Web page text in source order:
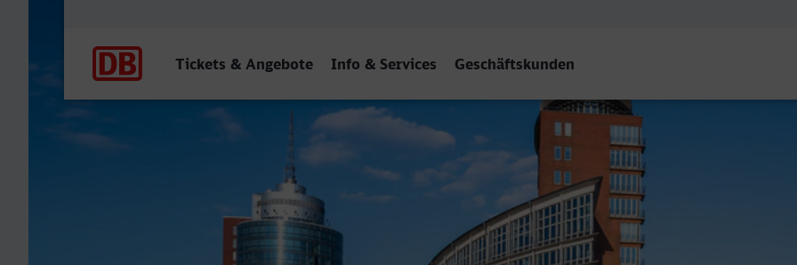
Tickets & Angebote Info & Services Geschäftskunden
Essen Hbf - Hamburg Hbf